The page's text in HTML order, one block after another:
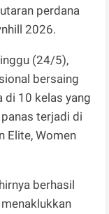
perdana
2026.
(24/5),
bersaing
di 10 kelas yang
terjadi di
Elite, Women
berhasil